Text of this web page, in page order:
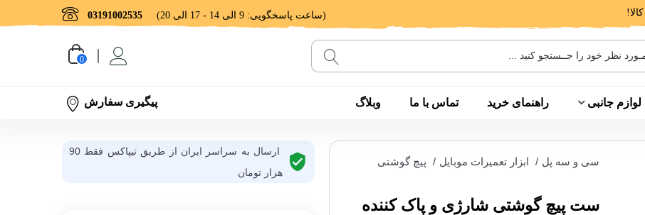
03191002535 (ساعت پاسخگویی: 9 الی 14 - 17 الی 20)
0
لوازم جانبی راهنمای خرید تماس با ما وبلاگ پیگیری سفارش
سی و سه پل / ابزار تعمیرات موبایل / پیچ گوشتی
ست پیچ گوشتی شارژی و پاک کننده
ارسال به سراسر ایران از طریق تیپاکس فقط 90
هزار تومان